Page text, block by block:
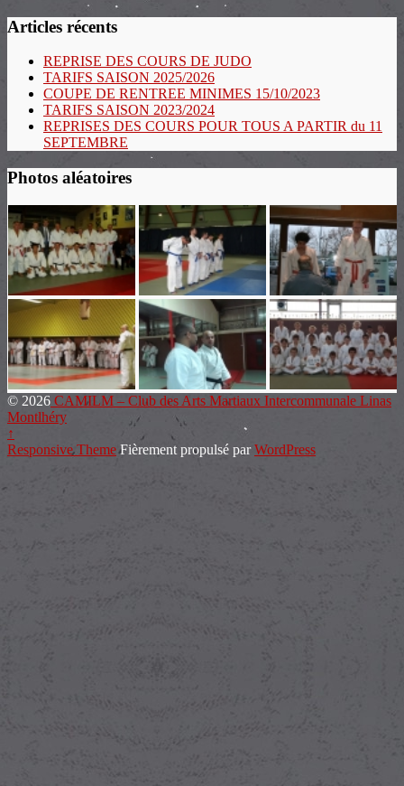
Articles récents
REPRISE DES COURS DE JUDO
TARIFS SAISON 2025/2026
COUPE DE RENTREE MINIMES 15/10/2023
TARIFS SAISON 2023/2024
REPRISES DES COURS POUR TOUS A PARTIR du 11
SEPTEMBRE
Photos aléatoires
© 2026 CAMILM – Club des Arts Martiaux Intercommunale Linas
Montlhéry
↑
Responsive ThemeFièrement propulsé parWordPress